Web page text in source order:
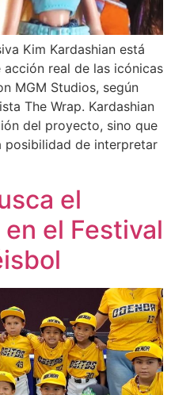
Kim Kardashian está
real de las icónicas
MGM Studios, según
The Wrap. Kardashian
del proyecto, sino que
posibilidad de interpretar
el
el Festival